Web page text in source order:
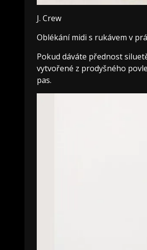
J. Crew
Oblékání midi s rukávem v
Pokud dáváte přednost
vytvořené z prodyšného
pas.